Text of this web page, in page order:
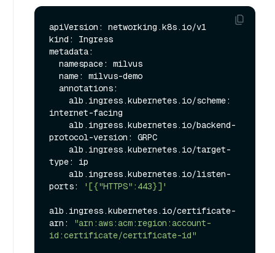
apiVersion: networking.k8s.io/v1
kind: Ingress
metadata:
internet-facing
protocol-version: GRPC
type: ip
ports:
'[{"HTTPS":443}]'
alb.ingress.kubernetes.io/certificate-
arn:
"arn:aws:acm:region:account-
id:certificate/certificate-id"